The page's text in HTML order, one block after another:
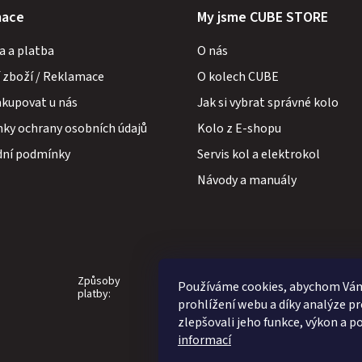
Používáme cookies, abychom
prohlížení webu a díky analýze
zlepšovali jeho funkce, výkon a
informací
a platba
zboží / Reklamace
u nás
ochrany osobních údajů
podmínky
My jsme CUBE STORE
O nás
O kolech CUBE
Jak si vybrat správné kolo
Kolo z E-shopu
Servis kol a elektrokol
Návody a manuály
Způsoby
platby: